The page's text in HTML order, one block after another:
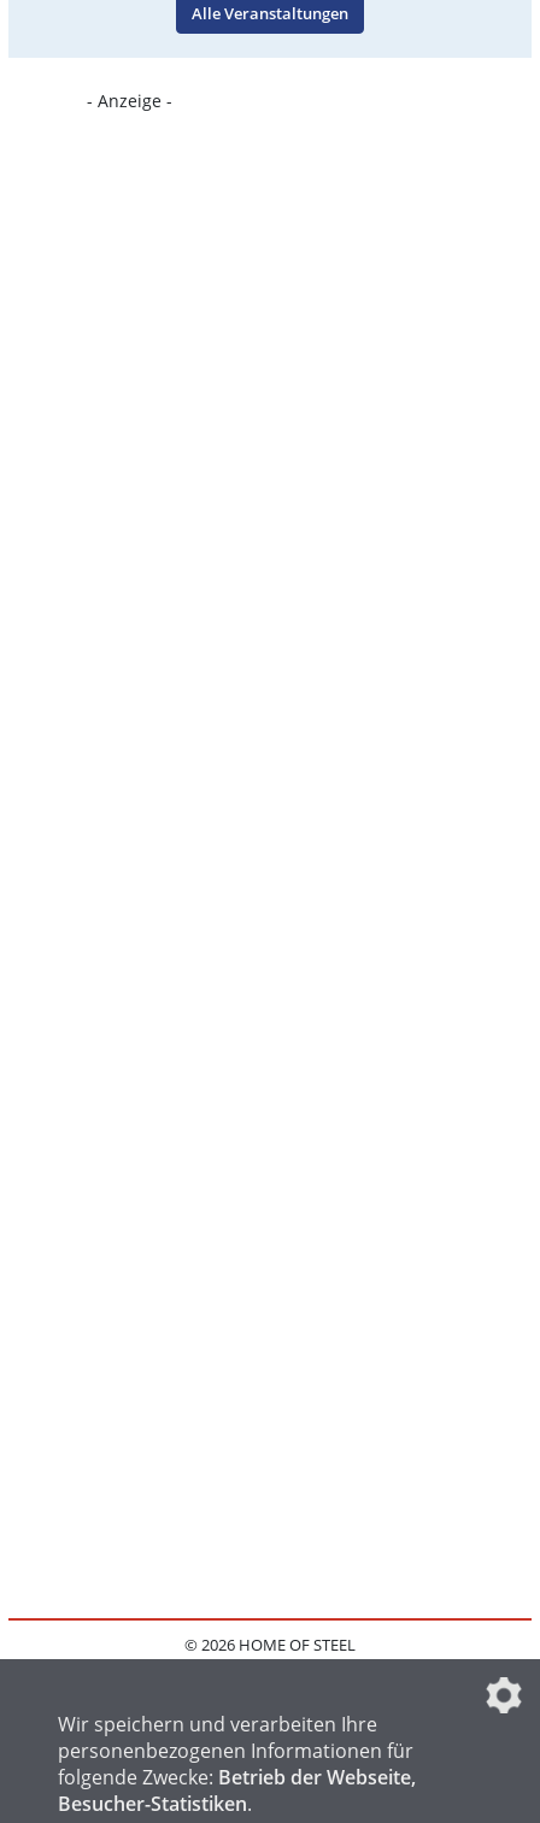
Alle Veranstaltungen
- Anzeige -
© 2026 HOME OF STEEL
IMPRESSUM
FAQ
DATENSCHUTZEINSTELLUNGEN
Wir speichern und verarbeiten Ihre
personenbezogenen Informationen für
folgende Zwecke: Betrieb der Webseite,
Besucher-Statistiken.